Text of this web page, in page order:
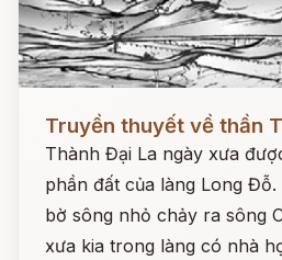
Đọc ngay
Truyền thuyết về thần
Thành Đại La ngày xưa
phần đất của làng Long
bờ sông nhỏ chảy ra sông
xưa kia trong làng có nhà